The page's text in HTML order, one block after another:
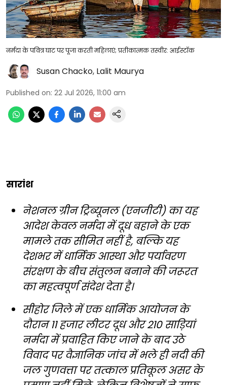
नर्मदा के पवित्र घाट पर पूजा करती महिलाएं; प्रतीकात्मक तस्वीर: आईस्टॉक
Susan Chacko, Lalit Maurya
Published on: 22 Jul 2026, 11:00 am
सारांश
नेशनल ग्रीन ट्रिब्यूनल (एनजीटी) का यह
आदेश केवल नर्मदा में दूध बहाने के एक
मामले तक सीमित नहीं है, बल्कि यह
देशभर में धार्मिक आस्था और पर्यावरण
संरक्षण के बीच संतुलन बनाने की जरूरत
का महत्वपूर्ण संदेश देता है।
सीहोर जिले में एक धार्मिक आयोजन के
दौरान 11 हजार लीटर दूध और 210 साड़ियां
नर्मदा में प्रवाहित किए जाने के बाद उठे
विवाद पर वैज्ञानिक जांच में भले ही नदी की
जल गुणवत्ता पर तत्काल प्रतिकूल असर के